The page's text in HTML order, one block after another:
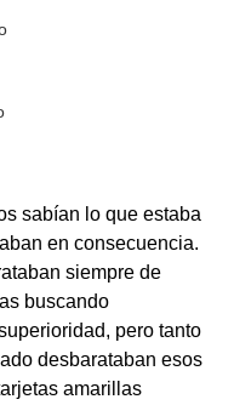
sabían lo que estaba
en consecuencia.
siempre de
buscando
pero tanto
desbarataban esos
amarillas